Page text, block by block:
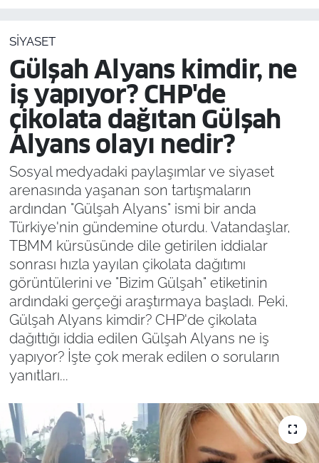
SIYASET
Gülşah Alyans kimdir, ne
iş yapıyor? CHP'de
çikolata dağıtan Gülşah
Alyans olayı nedir?
Sosyal medyadaki paylaşımlar ve siyaset
arenasında yaşanan son tartışmaların
ardından "Gülşah Alyans" ismi bir anda
Türkiye'nin gündemine oturdu. Vatandaşlar,
TBMM kürsüsünde dile getirilen iddialar
sonrası hızla yayılan çikolata dağıtımı
görüntülerini ve "Bizim Gülşah" etiketinin
ardındaki gerçeği araştırmaya başladı. Peki,
Gülşah Alyans kimdir? CHP'de çikolata
dağıttığı iddia edilen Gülşah Alyans ne iş
yapıyor? İşte çok merak edilen o soruların
yanıtları...
Resmi İlanlar
Son Dakika Haberleri
Haber Arşivi